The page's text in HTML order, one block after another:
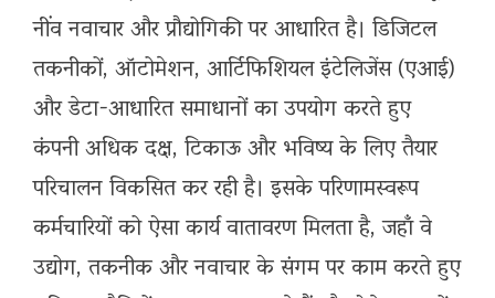
नींव नवाचार और प्रौद्योगिकी पर आधारित है। डिजिटल
तकनीकों, ऑटोमेशन, आर्टिफिशियल इंटेलिजेंस (एआई)
और डेटा-आधारित समाधानों का उपयोग करते हुए
कंपनी अधिक दक्ष, टिकाऊ और भविष्य के लिए तैयार
परिचालन विकसित कर रही है। इसके परिणामस्वरूप
कर्मचारियों को ऐसा कार्य वातावरण मिलता है, जहाँ वे
उद्योग, तकनीक और नवाचार के संगम पर काम करते हुए